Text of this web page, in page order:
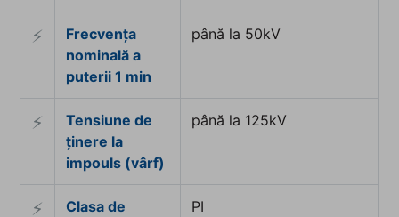
⚡︎
Frecvența
nominală a
puterii 1 min
până la 50kV
⚡︎
Tensiune de
ținere la
impouls (vârf)
până la 125kV
⚡︎
Clasa de
PI